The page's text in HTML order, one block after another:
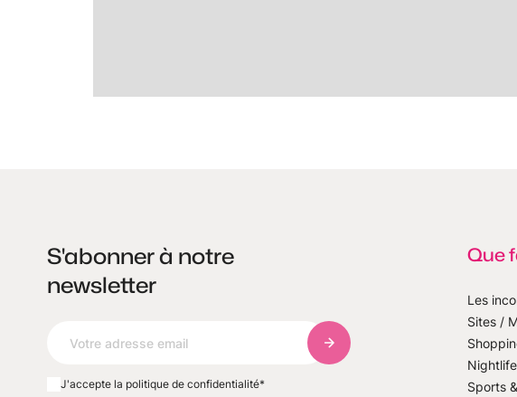
S'abonner à notre
newsletter
S'abonner à notre newsletter
J'accepte la politique de confidentialité*
Que
Les
Sites /
Nightlife
Sports